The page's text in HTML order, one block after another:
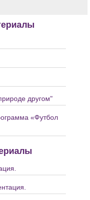
другом"
«Футбол